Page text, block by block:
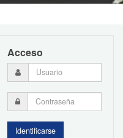
Acceso